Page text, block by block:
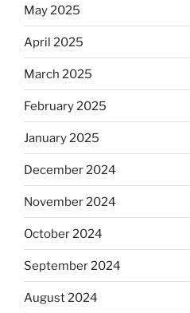
May 2025
April 2025
March 2025
February 2025
January 2025
December 2024
November 2024
October 2024
September 2024
August 2024